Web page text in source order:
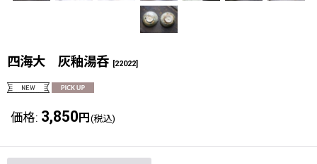
四海大 灰釉湯呑 22022]
価格: 3,850 円 (税込)